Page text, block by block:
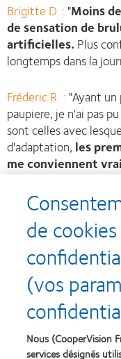
Brigitte D. : "Moins
de sensation de
artificielles. Plus
longtemps dans la
Fréderic R. : "Ayant
paupiere, je n'ai pas
sont celles avec
d'adaptation, les
me conviennent
Marilyne R. :"Je suis
day mutifocal. Elles
exceptionnel.Fini le
Jean-François G. :
qualitéde ces
Josiane M. :"J'ai été
et "vision de loin".
loin répondant à
de
(vos
Nous (CooperVision
services désignés